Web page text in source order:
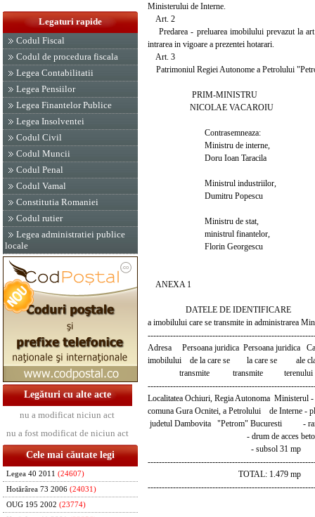
Legaturi rapide
Codul Fiscal
Codul de procedura fiscala
Legea Contabilitatii
Legea Pensiilor
Legea Finantelor Publice
Legea Insolventei
Codul Civil
Codul Muncii
Codul Penal
Codul Vamal
Constitutia Romaniei
Codul rutier
Legea administratiei publice
locale
Legături cu alte acte
nu a modificat niciun act
nu a fost modificat de niciun act
Cele mai căutate legi
Legea 40 2011 (24607)
Hotărârea 73 2006 (24031)
OUG 195 2002 (23774)
Ministerului de Interne.
Art. 2
Predarea - preluarea imobilului prevazut la
intrarea in vigoare a prezentei hotarari.
Art. 3
Patrimoniul Regiei Autonome a Petrolului
PRIM-MINISTRU
NICOLAE VACAROIU
Contrasemneaza:
Ministru de interne,
Doru Ioan Taracila
Ministrul industriilor,
Dumitru Popescu
Ministru de stat,
ministrul finantelor,
Florin Georgescu
ANEXA 1
DATELE DE IDENTIFICARE
a imobilului care se transmite in administrarea
Adresa Persoana juridica Persoana juridica
imobilului de la care se la care se ale
transmite transmite terenului
Localitatea Ochiuri, Regia Autonoma Ministerul
comuna Gura Ocnitei, a Petrolului de Interne -
judetul Dambovita "Petrom" Bucuresti -
- drum de acces betonat
- subsol 31 mp
TOTAL: 1.479 mp